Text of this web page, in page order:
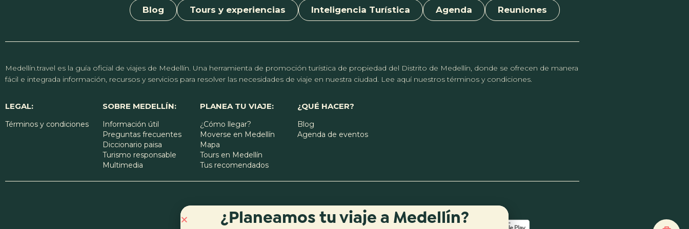
Blog Tours y experiencias Inteligencia Turística Agenda Reuniones
Medellín.travel es la guía oficial de viajes de Medellín. Una herramienta de promoción turística de propiedad del Distrito de Medellín, donde se ofrecen de manera
fácil e integrada información, recursos y servicios para resolver las necesidades de viaje en nuestra ciudad. Lee aquí nuestros términos y condiciones.
LEGAL:
Términos y condiciones
SOBRE MEDELLÍN:
Información útil
Preguntas frecuentes
Diccionario paisa
Turismo responsable
Multimedia
PLANEA TU VIAJE:
¿Cómo llegar?
Moverse en Medellín
Mapa
Tours en Medellín
Tus recomendados
¿QUÉ HACER?
Blog
Agenda de eventos
¿Planeamos tu viaje a Medellín?